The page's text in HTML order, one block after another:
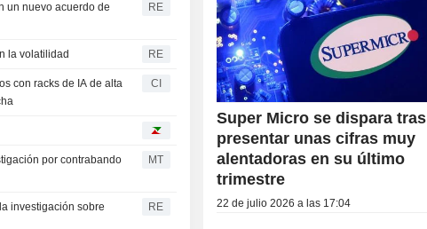
un nuevo acuerdo de
RE
la volatilidad RE
con racks de IA de alta
CI
por contrabando
MT
investigación sobre
RE
Super Micro se dispara tras
presentar unas cifras muy
alentadoras en su último
trimestre
22 de julio 2026 a las 17:04